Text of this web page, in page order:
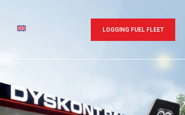
LOGGING FUEL FLEET